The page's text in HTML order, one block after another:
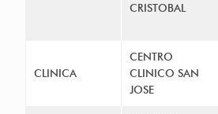
CRISTOBAL
CLINICA
CENTRO
CLINICO SAN
JOSE